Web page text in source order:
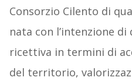
Consorzio Cilento di
nata con l’intenzione di
ricettiva in termini di
del territorio,